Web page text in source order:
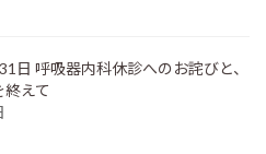
日 呼吸器内科休診へのお詫びと、
えて